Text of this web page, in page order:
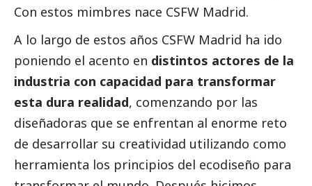
Con estos mimbres nace CSFW Madrid.
A lo largo de estos años CSFW Madrid ha ido
poniendo el acento en distintos actores de la
industria con capacidad para transformar
esta dura realidad, comenzando por las
diseñadoras que se enfrentan al enorme reto
de desarrollar su creatividad utilizando como
herramienta los principios del ecodiseño para